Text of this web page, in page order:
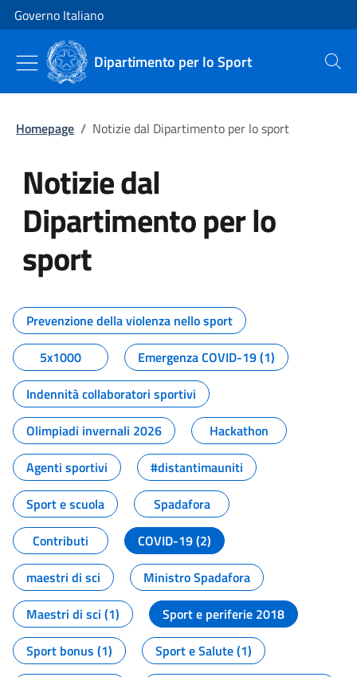
Vai al contenuto
Vai alla navigazione del sito
Governo Italiano
Dipartimento per lo Sport Cerca
Homepage / Notizie dal Dipartimento per lo sport
Notizie dal
Dipartimento per lo
sport
Tutti i contenuti della pagina
Prevenzione della violenza nello sport
5x1000
Emergenza COVID-19 (1)
Indennità collaboratori sportivi
Olimpiadi invernali 2026
Hackathon
Agenti sportivi
#distantimauniti
Sport e scuola
Spadafora
Contributi
COVID-19 (2)
maestri di sci
Ministro Spadafora
Maestri di sci (1)
Sport e periferie 2018
Sport bonus (1)
Sport e Salute (1)